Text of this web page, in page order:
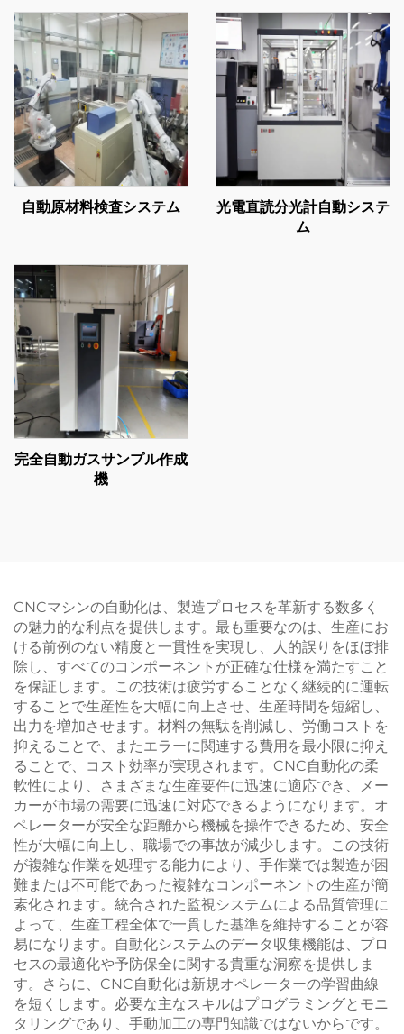
自動原材料検査システム
光電直読分光計自動システ
ム
完全自動ガスサンプル作成
機
CNCマシンの自動化は、製造プロセスを革新する数多く
の魅力的な利点を提供します。最も重要なのは、生産にお
ける前例のない精度と一貫性を実現し、人的誤りをほぼ排
除し、すべてのコンポーネントが正確な仕様を満たすこと
を保証します。この技術は疲労することなく継続的に運転
することで生産性を大幅に向上させ、生産時間を短縮し、
出力を増加させます。材料の無駄を削減し、労働コストを
抑えることで、またエラーに関連する費用を最小限に抑え
ることで、コスト効率が実現されます。CNC自動化の柔
軟性により、さまざまな生産要件に迅速に適応でき、メー
カーが市場の需要に迅速に対応できるようになります。オ
ペレーターが安全な距離から機械を操作できるため、安全
性が大幅に向上し、職場での事故が減少します。この技術
が複雑な作業を処理する能力により、手作業では製造が困
難または不可能であった複雑なコンポーネントの生産が簡
素化されます。統合された監視システムによる品質管理に
よって、生産工程全体で一貫した基準を維持することが容
易になります。自動化システムのデータ収集機能は、プロ
セスの最適化や予防保全に関する貴重な洞察を提供しま
す。さらに、CNC自動化は新規オペレーターの学習曲線
を短くします。必要な主なスキルはプログラミングとモニ
タリングであり、手動加工の専門知識ではないからです。